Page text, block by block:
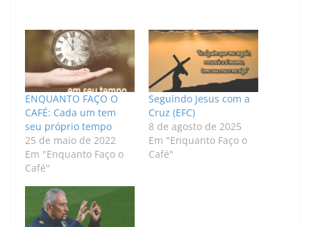
ENQUANTO FAÇO O
CAFÉ: Cada um tem
seu próprio tempo
25 de maio de 2022
Em "Enquanto Faço o
Café"
Seguindo Jesus com a
Cruz (EFC)
8 de agosto de 2025
Em "Enquanto Faço o
Café"